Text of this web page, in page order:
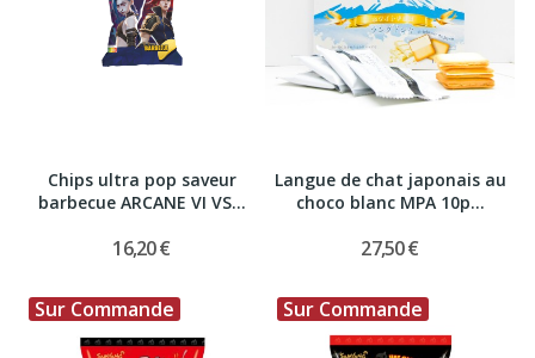
Chips ultra pop saveur
barbecue ARCANE VI VS...
16,20 €
Langue de chat japonais au
choco blanc MPA 10p...
27,50 €
Sur Commande Sur Commande